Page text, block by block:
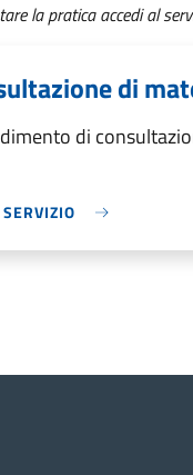
la pratica accedi al
di
di